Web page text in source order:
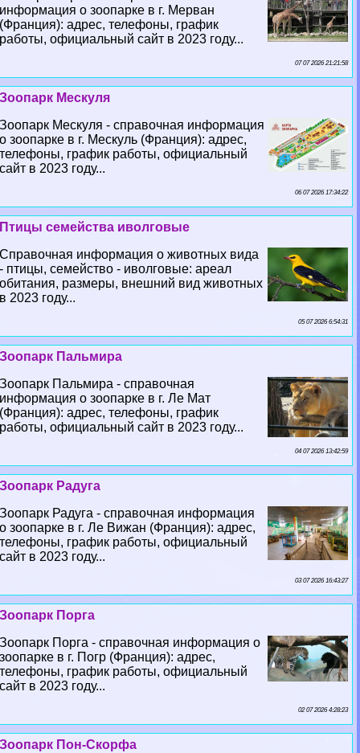
информация о зоопарке в г. Мерван
(Франция): адрес, телефоны, график
работы, официальный сайт в 2023 году...
07 07 2026 21:21:58
Зоопарк Мескуля
Зоопарк Мескуля - справочная информация
о зоопарке в г. Мескуль (Франция): адрес,
телефоны, график работы, официальный
сайт в 2023 году...
06 07 2026 17:34:22
Птицы семейства иволговые
Справочная информация о животных вида
- птицы, семейство - иволговые: ареал
обитания, размеры, внешний вид животных
в 2023 году...
05 07 2026 6:54:31
Зоопарк Пальмира
Зоопарк Пальмира - справочная
информация о зоопарке в г. Ле Мат
(Франция): адрес, телефоны, график
работы, официальный сайт в 2023 году...
04 07 2026 13:42:59
Зоопарк Радуга
Зоопарк Радуга - справочная информация
о зоопарке в г. Ле Вижан (Франция): адрес,
телефоны, график работы, официальный
сайт в 2023 году...
03 07 2026 16:43:27
Зоопарк Порга
Зоопарк Порга - справочная информация о
зоопарке в г. Погр (Франция): адрес,
телефоны, график работы, официальный
сайт в 2023 году...
02 07 2026 4:28:23
Зоопарк Пон-Скорфа